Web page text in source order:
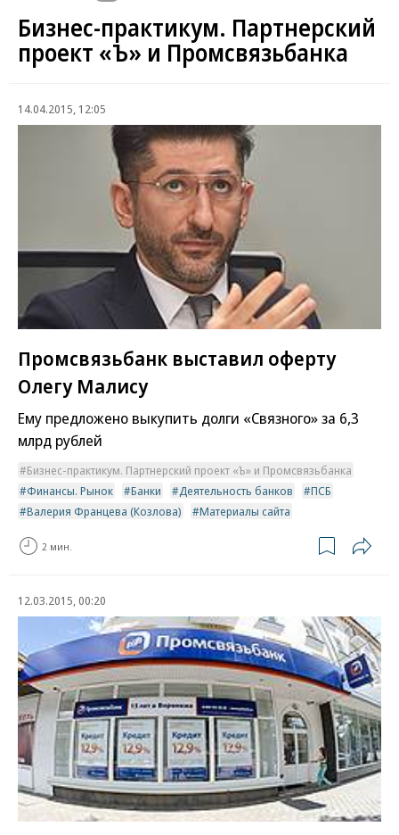
Бизнес-практикум. Партнерский
проект «Ъ» и Промсвязьбанка
14.04.2015, 12:05
Промсвязьбанк выставил оферту
Олегу Малису
Ему предложено выкупить долги «Связного» за 6,3
млрд рублей
Бизнес-практикум. Партнерский проект «Ъ» и Промсвязьбанка
Финансы. Рынок
Банки Деятельность банков
ПСБ
Валерия Францева (Козлова)
Материалы сайта
2 мин.
12.03.2015, 00:20